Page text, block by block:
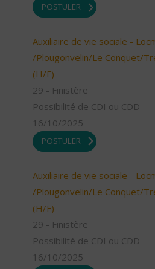
POSTULER
Auxiliaire de vie sociale -
/Plougonvelin/Le Conquet/
(H/F)
29 - Finistère
Possibilité de CDI ou CDD
16/10/2025
POSTULER
Auxiliaire de vie sociale -
/Plougonvelin/Le Conquet/
(H/F)
29 - Finistère
Possibilité de CDI ou CDD
16/10/2025